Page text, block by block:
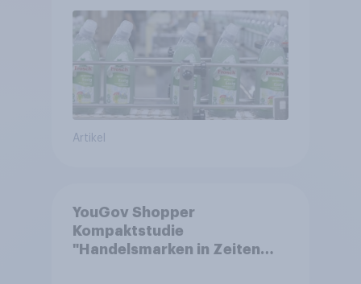
Artikel
YouGov Shopper
Kompaktstudie
"Handelsmarken in Zeiten